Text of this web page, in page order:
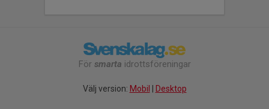
För smarta idrottsföreningar
Välj version: Mobil Desktop